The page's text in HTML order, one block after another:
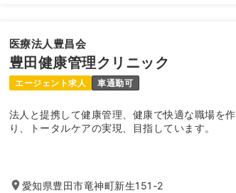
医療法人豊昌会
豊田健康管理クリニック
エージェント求人 車通勤可
法人と提携して健康管理、健康で快適な職場を作
り、トータルケアの実現、目指しています。
愛知県豊田市竜神町新生151-2